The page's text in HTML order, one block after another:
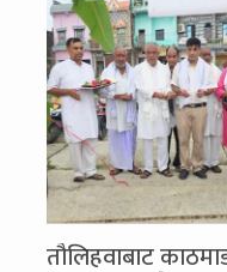
तौलिहवाबाट